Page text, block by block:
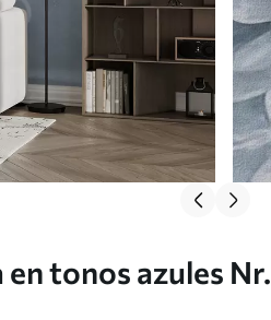
tonos azules Nr.